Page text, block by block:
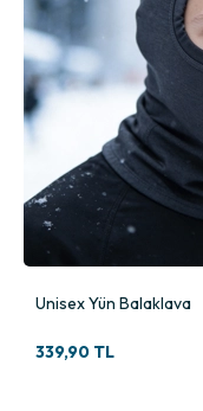
Unisex Yün Balaklava
339,90 TL